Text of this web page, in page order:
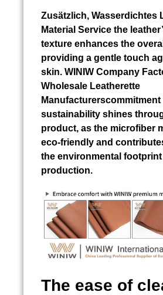
Zusätzlich, Wasserdichtes
Material Service the
texture enhances the
providing a gentle touch
skin. WINIW Company
Wholesale Leatherette
Manufacturerscommitment
sustainability shines
product, as the microfiber
eco-friendly and
the environmental
production.
The ease of